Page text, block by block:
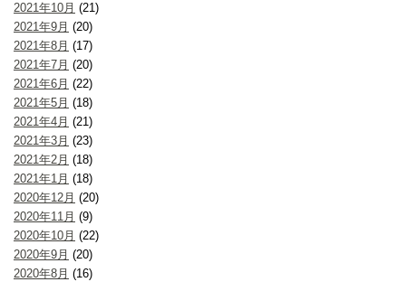
2021年10月 (21)
2021年9月 (20)
2021年8月 (17)
2021年7月 (20)
2021年6月 (22)
2021年5月 (18)
2021年4月 (21)
2021年3月 (23)
2021年2月 (18)
2021年1月 (18)
2020年12月 (20)
2020年11月 (9)
2020年10月 (22)
2020年9月 (20)
2020年8月 (16)